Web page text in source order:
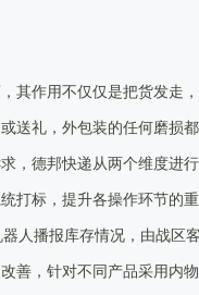
其作用不仅仅是把货发走
送礼，外包装的任何磨损
，德邦快递从两个维度进行
打标，提升各操作环节的
人播报库存情况，由战区
善，针对不同产品采用内